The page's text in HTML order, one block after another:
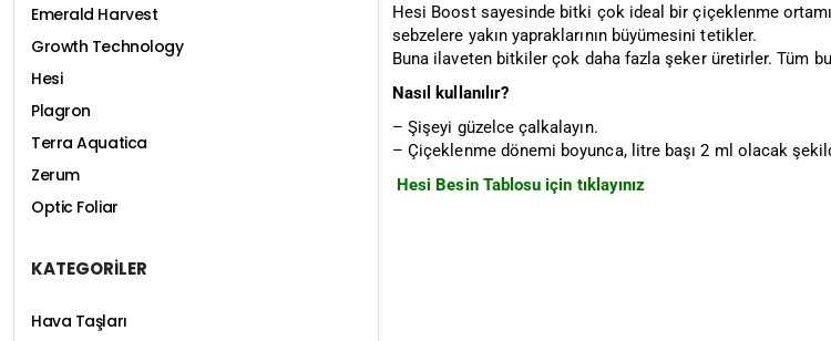
Hesi Boost sayesinde bitki çok ideal bir çiçeklenme ortamı
sebzelere yakın yapraklarının büyümesini tetikler.
Buna ilaveten bitkiler çok daha fazla şeker üretirler. Tüm
Nasıl kullanılır?
– Şişeyi güzelce çalkalayın.
– Çiçeklenme dönemi boyunca, litre başı 2 ml olacak
Hesi Besin Tablosu için tıklayınız
Emerald Harvest
Growth Technology
Hesi
Plagron
Terra Aquatica
Zerum
Optic Foliar
KATEGORİLER
Hava Taşları